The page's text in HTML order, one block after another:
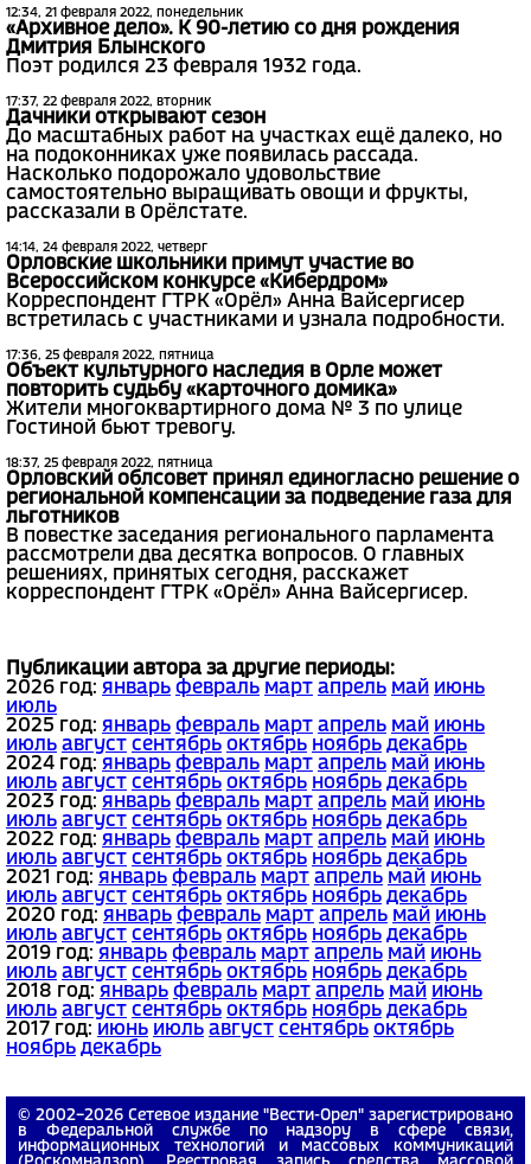
12:34, 21 февраля 2022, понедельник
«Архивное дело». К 90-летию со дня рождения
Дмитрия Блынского
Поэт родился 23 февраля 1932 года.
17:37, 22 февраля 2022, вторник
Дачники открывают сезон
До масштабных работ на участках ещё далеко, но
на подоконниках уже появилась рассада.
Насколько подорожало удовольствие
самостоятельно выращивать овощи и фрукты,
рассказали в Орёлстате.
14:14, 24 февраля 2022, четверг
Орловские школьники примут участие во
Всероссийском конкурсе «Кибердром»
Корреспондент ГТРК «Орёл» Анна Вайсергисер
встретилась с участниками и узнала подробности.
17:36, 25 февраля 2022, пятница
Объект культурного наследия в Орле может
повторить судьбу «карточного домика»
Жители многоквартирного дома № 3 по улице
Гостиной бьют тревогу.
18:37, 25 февраля 2022, пятница
Орловский облсовет принял единогласно решение о
региональной компенсации за подведение газа для
льготников
В повестке заседания регионального парламента
рассмотрели два десятка вопросов. О главных
решениях, принятых сегодня, расскажет
корреспондент ГТРК «Орёл» Анна Вайсергисер.
Публикации автора за другие периоды:
2026 год: январь февраль март апрель май июнь
июль
2025 год: январь февраль март апрель май июнь
июль август сентябрь октябрь ноябрь декабрь
2024 год: январь февраль март апрель май июнь
июль август сентябрь октябрь ноябрь декабрь
2023 год: январь февраль март апрель май июнь
июль август сентябрь октябрь ноябрь декабрь
2022 год: январь февраль март апрель май июнь
июль август сентябрь октябрь ноябрь декабрь
2021 год: январь февраль март апрель май июнь
июль август сентябрь октябрь ноябрь декабрь
2020 год: январь февраль март апрель май июнь
июль август сентябрь октябрь ноябрь декабрь
2019 год: январь февраль март апрель май июнь
июль август сентябрь октябрь ноябрь декабрь
2018 год: январь февраль март апрель май июнь
июль август сентябрь октябрь ноябрь декабрь
2017 год: июнь июль август сентябрь октябрь
ноябрь декабрь
© 2002−2026 Сетевое издание "Вести-Орел" зарегистрировано
в Федеральной службе по надзору в сфере связи,
информационных технологий и массовых коммуникаций